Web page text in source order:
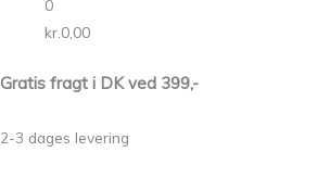
0
kr. 0,00
Gratis fragt i DK ved 399,-
2-3 dages levering